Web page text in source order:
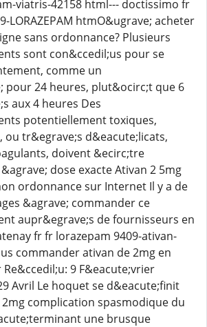
viatris-42158 html--- doctissimo fr
LORAZEPAM htmO&ugrave; acheter
sans ordonnance? Plusieurs
sont con&ccedil;us pour se
comme un
pour 24 heures, plut&ocirc;t que 6
aux 4 heures Des
potentiellement toxiques,
ou tr&egrave;s d&eacute;licats,
doivent &ecirc;tre
dose exacte Ativan 2 5mg
ordonnance sur Internet Il y a de
&agrave; commander ce
aupr&egrave;s de fournisseurs en
fr fr lorazepam 9409-ativan-
commander ativan de 2mg en
9 F&eacute;vrier
Avril Le hoquet se d&eacute;finit
complication spasmodique du
une brusque